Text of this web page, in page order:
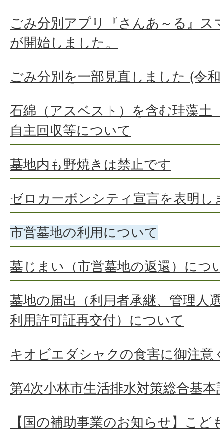
ごみ分別アプリ『さんあ～る』ス
が開始しました。
ごみ分別を一部見直しました (令
石綿（アスベスト）を含む珪藻土
自主回収等について
墓地内も野焼きは禁止です
ゼロカーボンシティ宣言を表明し
市営墓地の利用について
墓じまい（市営墓地の返還）につ
墓地の届出（利用者承継、管理人
利用許可証再交付）について
キオビエダシャクの食害に御注意
第4次小林市生活排水対策総合基
【国の補助事業のお知らせ】こ